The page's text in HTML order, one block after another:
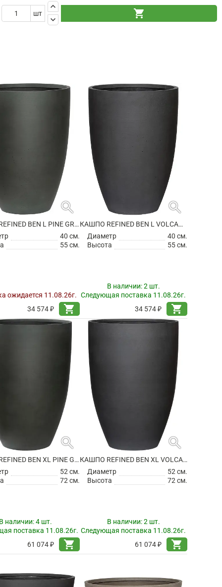
шт
keyboard_arrow_up
keyboard_arrow_down
shopping_cart
search
КАШПО REFINED BEN L PINE GREEN
40 см.
55 см.
ожидается 11.08.26г.
34 574 ₽
shopping_cart
search
КАШПО REFINED BEN L VOLCANO BLACK
Диаметр
40 см.
Высота
55 см.
В наличии:2 шт.
Следующая поставка 11.08.26г.
34 574 ₽
shopping_cart
search
КАШПО REFINED BEN XL PINE GREEN
52 см.
72 см.
наличии:4 шт.
поставка 11.08.26г.
61 074 ₽
shopping_cart
search
КАШПО REFINED BEN XL VOLCANO BLACK
Диаметр
52 см.
Высота
72 см.
В наличии:2 шт.
Следующая поставка 11.08.26г.
61 074 ₽
shopping_cart